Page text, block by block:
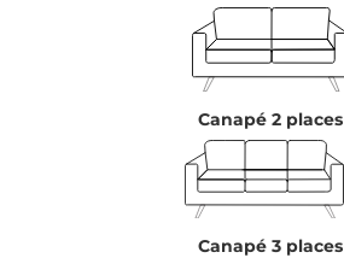
Canapé 2 places
Canapé 3 places